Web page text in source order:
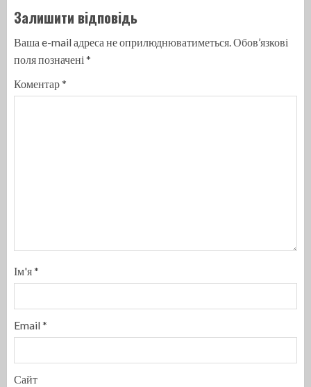
Залишити відповідь
Ваша e-mail адреса не оприлюднюватиметься.Обов’язкові
поля позначені *
Коментар*
Ім'я*
Email*
Сайт